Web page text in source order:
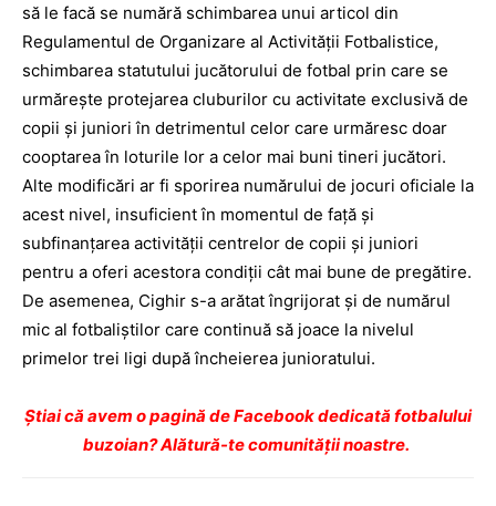
să le facă se numără schimbarea unui articol din
Regulamentul de Organizare al Activităţii Fotbalistice,
schimbarea statutului jucătorului de fotbal prin care se
urmăreşte protejarea cluburilor cu activitate exclusivă de
copii şi juniori în detrimentul celor care urmăresc doar
cooptarea în loturile lor a celor mai buni tineri jucători.
Alte modificări ar fi sporirea numărului de jocuri oficiale la
acest nivel, insuficient în momentul de faţă şi
subfinanţarea activităţii centrelor de copii şi juniori
pentru a oferi acestora condiţii cât mai bune de pregătire.
De asemenea, Cighir s-a arătat îngrijorat şi de numărul
mic al fotbaliştilor care continuă să joace la nivelul
primelor trei ligi după încheierea junioratului.
Ştiai că avem o pagină de Facebook dedicată fotbalului
buzoian? Alătură-te comunității noastre.